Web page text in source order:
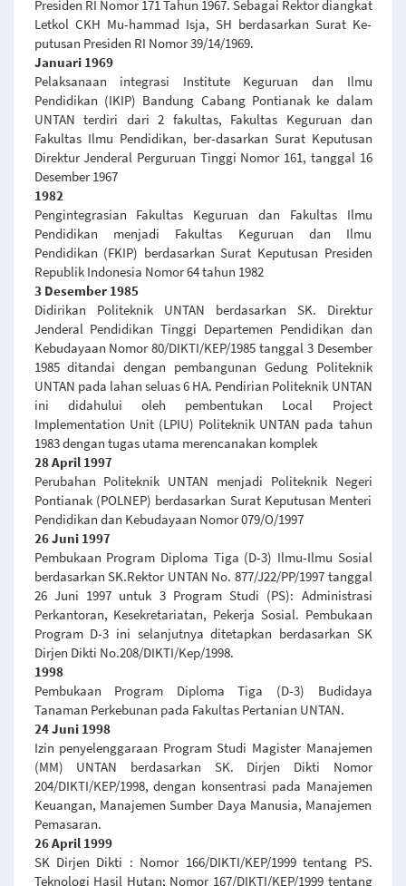
Presiden RI Nomor 171 Tahun 1967. Sebagai Rektor diangkat
Letkol CKH Mu-hammad Isja, SH berdasarkan Surat Ke-
putusan Presiden RI Nomor 39/14/1969.
Januari 1969
Pelaksanaan integrasi Institute Keguruan dan Ilmu
Pendidikan (IKIP) Bandung Cabang Pontianak ke dalam
UNTAN terdiri dari 2 fakultas, Fakultas Keguruan dan
Fakultas Ilmu Pendidikan, ber-dasarkan Surat Keputusan
Direktur Jenderal Perguruan Tinggi Nomor 161, tanggal 16
Desember 1967
1982
Pengintegrasian Fakultas Keguruan dan Fakultas Ilmu
Pendidikan menjadi Fakultas Keguruan dan Ilmu
Pendidikan (FKIP) berdasarkan Surat Keputusan Presiden
Republik Indonesia Nomor 64 tahun 1982
3 Desember 1985
Didirikan Politeknik UNTAN berdasarkan SK. Direktur
Jenderal Pendidikan Tinggi Departemen Pendidikan dan
Kebudayaan Nomor 80/DIKTI/KEP/1985 tanggal 3 Desember
1985 ditandai dengan pembangunan Gedung Politeknik
UNTAN pada lahan seluas 6 HA. Pendirian Politeknik UNTAN
ini didahului oleh pembentukan Local Project
Implementation Unit (LPIU) Politeknik UNTAN pada tahun
1983 dengan tugas utama merencanakan komplek
28 April 1997
Perubahan Politeknik UNTAN menjadi Politeknik Negeri
Pontianak (POLNEP) berdasarkan Surat Keputusan Menteri
Pendidikan dan Kebudayaan Nomor 079/O/1997
26 Juni 1997
Pembukaan Program Diploma Tiga (D-3) Ilmu-Ilmu Sosial
berdasarkan SK.Rektor UNTAN No. 877/J22/PP/1997 tanggal
26 Juni 1997 untuk 3 Program Studi (PS): Administrasi
Perkantoran, Kesekretariatan, Pekerja Sosial. Pembukaan
Program D-3 ini selanjutnya ditetapkan berdasarkan SK
Dirjen Dikti No.208/DIKTI/Kep/1998.
1998
Pembukaan Program Diploma Tiga (D-3) Budidaya
Tanaman Perkebunan pada Fakultas Pertanian UNTAN.
24 Juni 1998
Izin penyelenggaraan Program Studi Magister Manajemen
(MM) UNTAN berdasarkan SK. Dirjen Dikti Nomor
204/DIKTI/KEP/1998, dengan konsentrasi pada Manajemen
Keuangan, Manajemen Sumber Daya Manusia, Manajemen
Pemasaran.
26 April 1999
SK Dirjen Dikti : Nomor 166/DIKTI/KEP/1999 tentang PS.
Teknologi Hasil Hutan; Nomor 167/DIKTI/KEP/1999 tentang